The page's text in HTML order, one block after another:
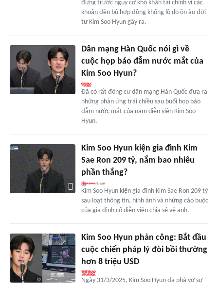
đứng trước nguy cơ khó khăn tài chính vì các
khoản đền bù hợp đồng khổng lồ do ồn ào đời
tư Kim Soo Hyun gây ra.
Dân mạng Hàn Quốc nói gì về
cuộc họp báo đẫm nước mắt của
Kim Soo Hyun?
Đã có rất đông cư dân mạng Hàn Quốc đưa ra
những phản ứng trái chiều sau buổi họp báo
đẫm nước mắt của nam diễn viên Kim Soo
Hyun.
Kim Soo Hyun kiện gia đình Kim
Sae Ron 209 tỷ, nắm bao nhiêu
phần thắng?
Kim Soo Hyun kiện gia đình Kim Sae Ron 209 tỷ
sau loạt thông tin, hình ảnh và những cáo buộc
của gia đình cố diễn viên chia sẻ về anh.
Kim Soo Hyun phản công: Bắt đầu
cuộc chiến pháp lý đòi bồi thường
hơn 8 triệu USD
Ngày 31/3/2025, Kim Soo Hyun đã phá vỡ sự